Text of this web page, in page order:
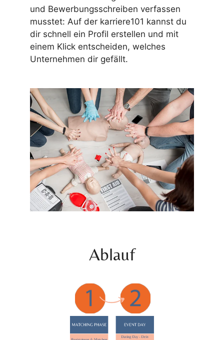
und Bewerbungsschreiben verfassen
musstet: Auf der karriere101 kannst du
dir schnell ein Profil erstellen und mit
einem Klick entscheiden, welches
Unternehmen dir gefällt.
Ablauf